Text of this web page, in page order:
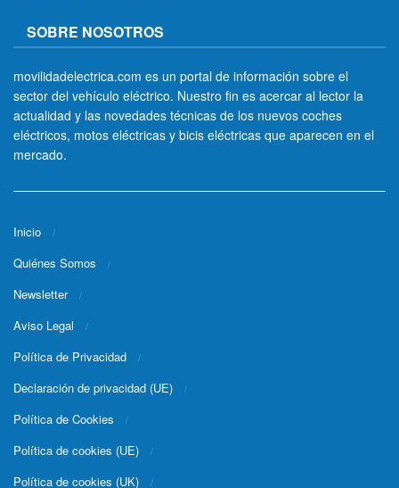
SOBRE NOSOTROS
movilidadelectrica.com es un portal de información sobre el
sector del vehículo eléctrico. Nuestro fin es acercar al lector la
actualidad y las novedades técnicas de los nuevos coches
eléctricos, motos eléctricas y bicis eléctricas que aparecen en el
mercado.
Inicio
Quiénes Somos
Newsletter
Aviso Legal
Política de Privacidad
Declaración de privacidad (UE)
Política de Cookies
Política de cookies (UE)
Política de cookies (UK)